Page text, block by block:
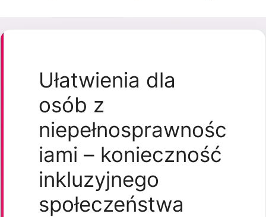
Ułatwienia dla
osób z
niepełnosprawnośc
iami – konieczność
inkluzyjnego
społeczeństwa